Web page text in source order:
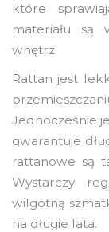
które
materiału są
wnętrz.
Rattan jest
Jednocześnie
gwarantuje
rattanowe są
Wystarczy
wilgotną
na długie lata.